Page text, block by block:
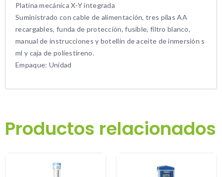
Platina mecánica X-Y integrada
Suministrado con cable de alimentación, tres pilas AA
recargables, funda de protección, fusible, filtro blanco,
manual de instrucciones y botellín de aceite de inmersión s
ml y caja de poliestireno.
Empaque: Unidad
Productos relacionados